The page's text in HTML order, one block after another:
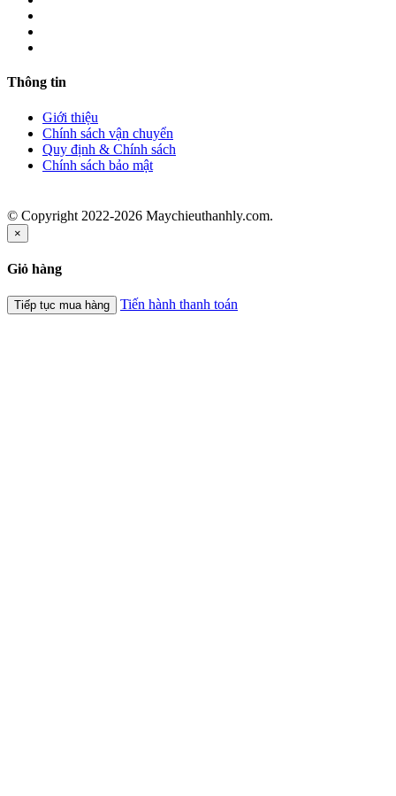
Thông tin
Giới thiệu
Chính sách vận chuyển
Quy định & Chính sách
Chính sách bảo mật
© Copyright 2022-2026 Maychieuthanhly.com.
×
Giỏ hàng
Tiếp tục mua hàng Tiến hành thanh toán